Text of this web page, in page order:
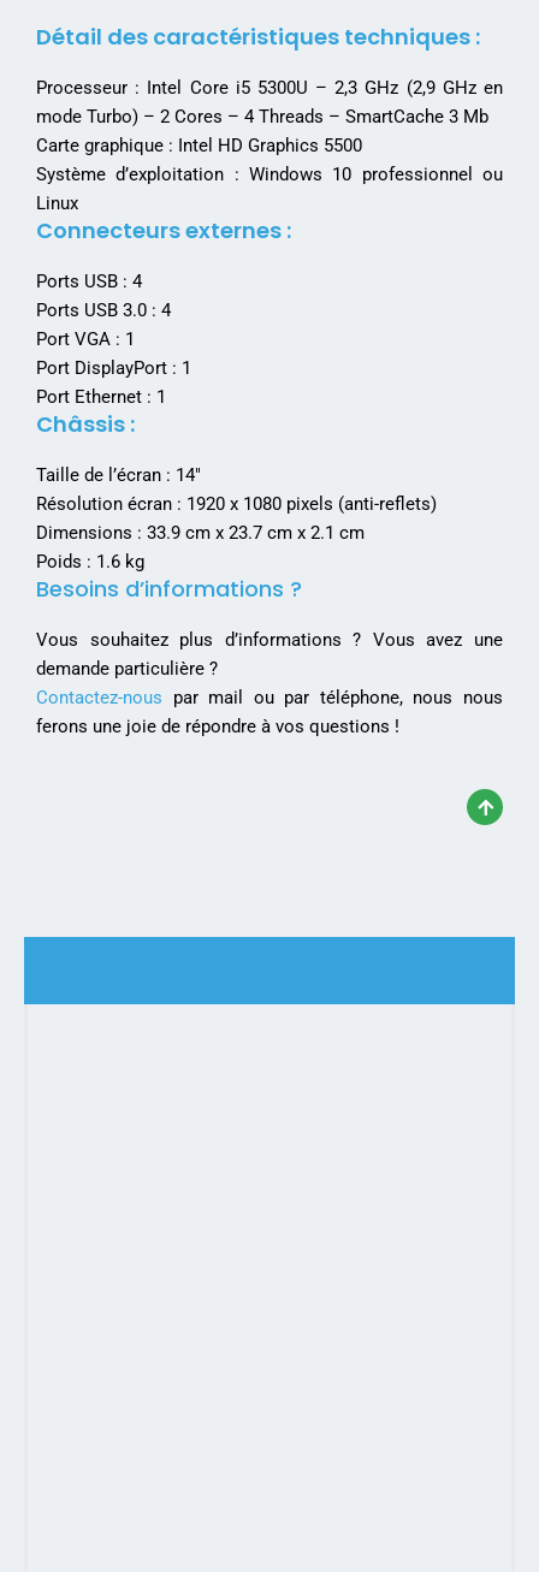
Détail des caractéristiques techniques :
Processeur : Intel Core i5 5300U – 2,3 GHz (2,9 GHz en
mode Turbo) – 2 Cores – 4 Threads – SmartCache 3 Mb
Carte graphique : Intel HD Graphics 5500
Système d’exploitation : Windows 10 professionnel ou
Linux
Connecteurs externes :
Ports USB : 4
Ports USB 3.0 : 4
Port VGA : 1
Port DisplayPort : 1
Port Ethernet : 1
Châssis :
Taille de l’écran : 14″
Résolution écran : 1920 x 1080 pixels (anti-reflets)
Dimensions : 33.9 cm x 23.7 cm x 2.1 cm
Poids : 1.6 kg
Besoins d’informations ?
Vous souhaitez plus d’informations ? Vous avez une
demande particulière ?
Contactez-nous par mail ou par téléphone, nous nous
ferons une joie de répondre à vos questions !